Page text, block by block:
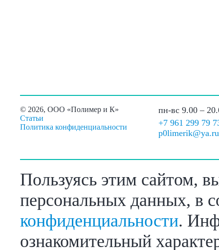
©2026, ООО «Полимер и К»
Статьи
Политика конфиденциальности
пн-вс 9.00 –
+7 961 299 79
p0limerik@ya.ru
Пользуясь этим сайтом,
персональных данных, в
конфиденциальности.
ознакомительный